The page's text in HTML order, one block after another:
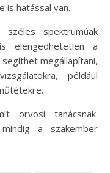
is hatással van.
spektrumúak
elengedhetetlen a
megállapítani,
például
orvosi tanácsnak.
a szakember